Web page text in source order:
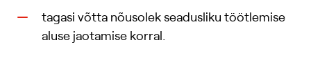
tagasi võtta nõusolek seadusliku töötlemise
aluse jaotamise korral.